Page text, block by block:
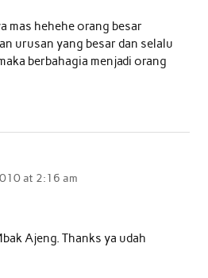
mas hehehe orang besar
urusan yang besar dan selalu
berbahagia menjadi orang
at 2:16 am
Ajeng. Thanks ya udah